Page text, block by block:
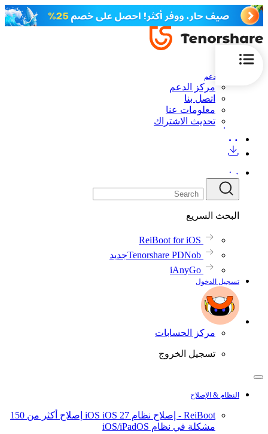
الدعم
مركز الدعم
اتصل بنا
معلومات عنا
تحديث الاشتراك
البحث السريع
ReiBoot for iOS
Tenorshare PDNobجديد
iAnyGo
تسجيل الدخول
مركز الحسابات
تسجيل الخروج
النظام & الإصلاح
ReiBoot - إصلاح نظام iOS iOS 27
إصلاح أكثر من 150
مشكلة في نظام iOS/iPadOS